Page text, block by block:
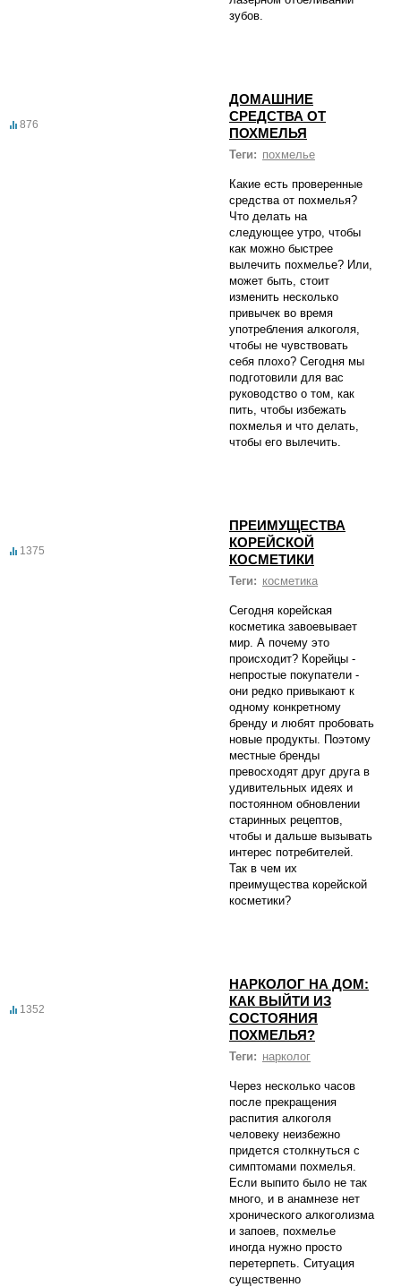
зубов.
876
ДОМАШНИЕ
СРЕДСТВА ОТ
ПОХМЕЛЬЯ
Теги: похмелье
Какие есть проверенные
средства от похмелья?
Что делать на
следующее утро, чтобы
как можно быстрее
вылечить похмелье? Или,
может быть, стоит
изменить несколько
привычек во время
употребления алкоголя,
чтобы не чувствовать
себя плохо? Сегодня мы
подготовили для вас
руководство о том, как
пить, чтобы избежать
похмелья и что делать,
чтобы его вылечить.
1375
ПРЕИМУЩЕСТВА
КОРЕЙСКОЙ
КОСМЕТИКИ
Теги: косметика
Сегодня корейская
косметика завоевывает
мир. А почему это
происходит? Корейцы -
непростые покупатели -
они редко привыкают к
одному конкретному
бренду и любят пробовать
новые продукты. Поэтому
местные бренды
превосходят друг друга в
удивительных идеях и
постоянном обновлении
старинных рецептов,
чтобы и дальше вызывать
интерес потребителей.
Так в чем их
преимущества корейской
косметики?
1352
НАРКОЛОГ НА ДОМ:
КАК ВЫЙТИ ИЗ
СОСТОЯНИЯ
ПОХМЕЛЬЯ?
Теги: нарколог
Через несколько часов
после прекращения
распития алкоголя
человеку неизбежно
придется столкнуться с
симптомами похмелья.
Если выпито было не так
много, и в анамнезе нет
хронического алкоголизма
и запоев, похмелье
иногда нужно просто
перетерпеть. Ситуация
существенно